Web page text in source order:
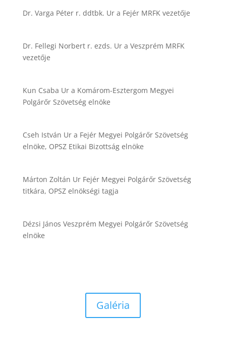
Dr. Varga Péter r. ddtbk. Ur a Fejér MRFK vezetője
Dr. Fellegi Norbert r. ezds. Ur a Veszprém MRFK
vezetője
Kun Csaba Ur a Komárom-Esztergom Megyei
Polgárőr Szövetség elnöke
Cseh István Ur a Fejér Megyei Polgárőr Szövetség
elnöke, OPSZ Etikai Bizottság elnöke
Márton Zoltán Ur Fejér Megyei Polgárőr Szövetség
titkára, OPSZ elnökségi tagja
Dézsi János Veszprém Megyei Polgárőr Szövetség
elnöke
Galéria